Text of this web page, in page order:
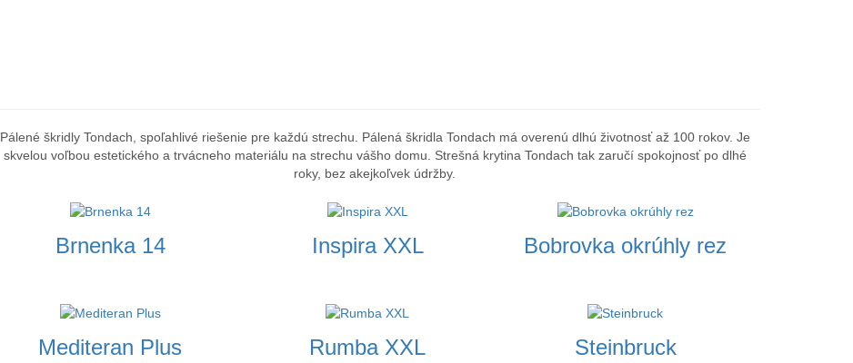
Pálené škridly Tondach, spoľahlivé riešenie pre každú strechu. Pálená škridla Tondach má overenú dlhú životnosť až 100 rokov. Je
skvelou voľbou estetického a trvácneho materiálu na strechu vášho domu. Strešná krytina Tondach tak zaručí spokojnosť po dlhé
roky, bez akejkoľvek údržby.
Brnenka 14 Inspira XXL Bobrovka okrúhly rez
Mediteran Plus Rumba XXL Steinbruck